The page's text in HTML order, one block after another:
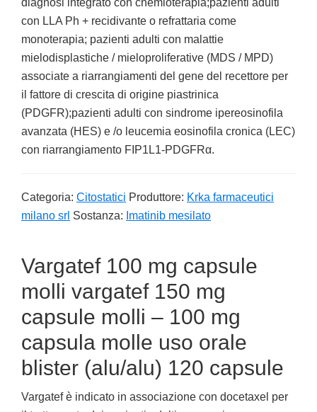
diagnosi integrato con chemioterapia;pazienti adulti
con LLA Ph + recidivante o refrattaria come
monoterapia; pazienti adulti con malattie
mielodisplastiche / mieloproliferative (MDS / MPD)
associate a riarrangiamenti del gene del recettore per
il fattore di crescita di origine piastrinica
(PDGFR);pazienti adulti con sindrome ipereosinofila
avanzata (HES) e /o leucemia eosinofila cronica (LEC)
con riarrangiamento FIP1L1-PDGFRα.
Categoria: Citostatici Produttore: Krka farmaceutici
milano srl Sostanza: Imatinib mesilato
Vargatef 100 mg capsule
molli vargatef 150 mg
capsule molli – 100 mg
capsula molle uso orale
blister (alu/alu) 120 capsule
Vargatef è indicato in associazione con docetaxel per